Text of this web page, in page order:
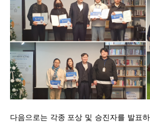
다음으로는 각종 포상 및 승진자를 발표